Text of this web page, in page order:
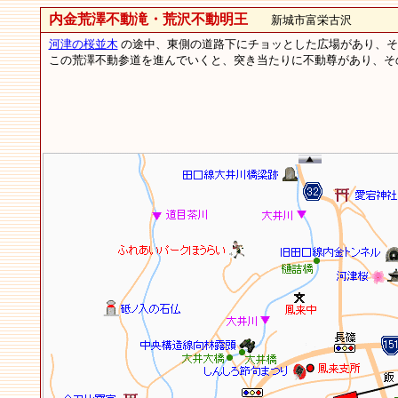
内金荒澤不動滝・荒沢不動明王新城市富栄古沢
河津の桜並木 の途中、東側の道路下にチョッとした広場があり、
この荒澤不動参道を進んでいくと、突き当たりに不動尊があり、